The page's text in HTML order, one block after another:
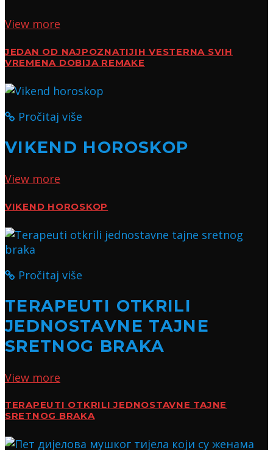
View more
JEDAN OD NAJPOZNATIJIH VESTERNA SVIH
VREMENA DOBIJA REMAKE
Pročitaj više
VIKEND HOROSKOP
View more
VIKEND HOROSKOP
Pročitaj više
TERAPEUTI OTKRILI
JEDNOSTAVNE TAJNE
SRETNOG BRAKA
View more
TERAPEUTI OTKRILI JEDNOSTAVNE TAJNE
SRETNOG BRAKA